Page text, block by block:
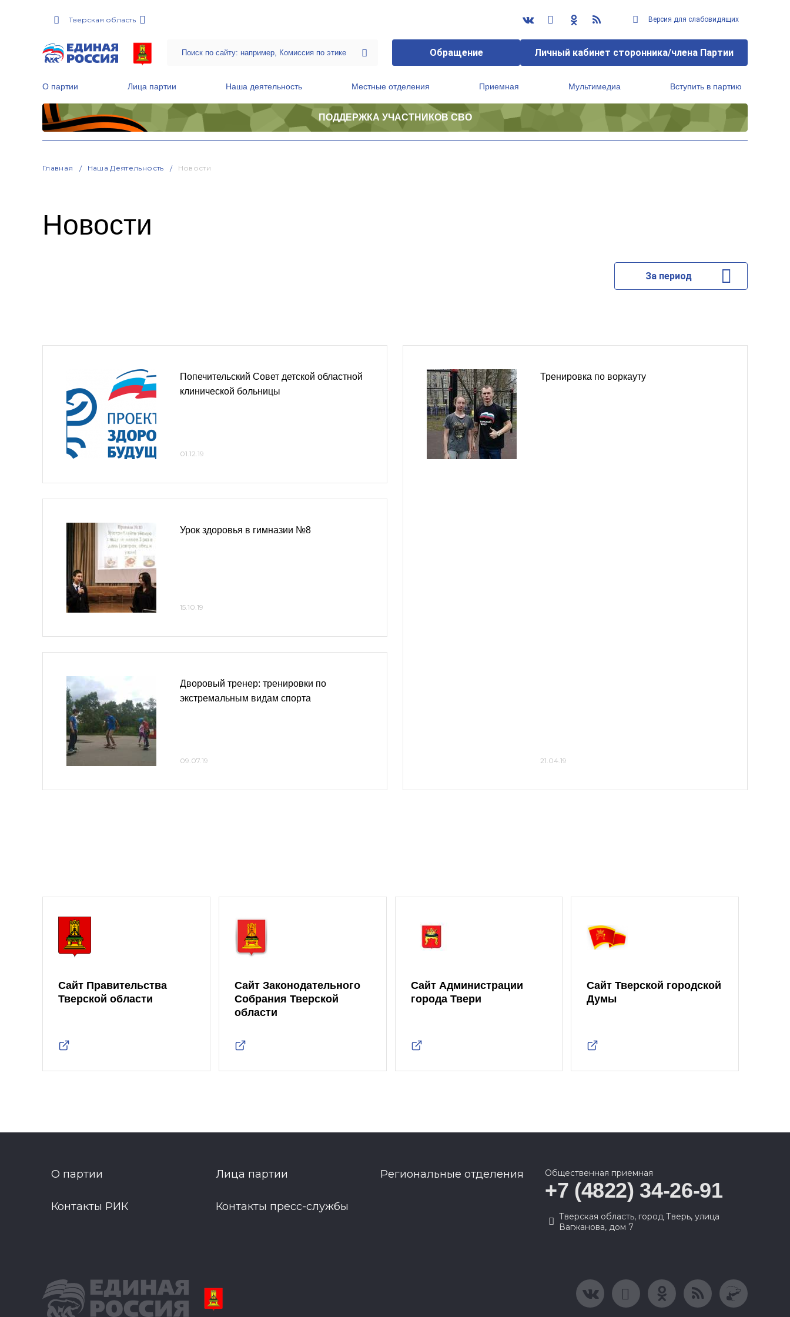
Тверская область Версия для слабовидящих
Обращение Личный кабинет сторонника/члена Партии
О партии Лица партии Наша деятельность Местные отделения Приемная Мультимедиа Вступить в партию
ПОДДЕРЖКА УЧАСТНИКОВ СВО
Главная Наша Деятельность Новости
Новости
За период
Попечительский Совет детской областной
клинической больницы
01.12.19
Урок здоровья в гимназии №8
15.10.19
Дворовый тренер: тренировки по
экстремальным видам спорта
09.07.19
Тренировка по воркауту
21.04.19
Сайт Правительства
Тверской области
Сайт Законодательного
Собрания Тверской
области
Сайт Администрации
города Твери
Сайт Тверской городской
Думы
О партии Лица партии Региональные отделения
Контакты РИК Контакты пресс-службы
Общественная приемная
+7 (4822) 34-26-91
Тверская область, город Тверь, улица
Вагжанова, дом 7